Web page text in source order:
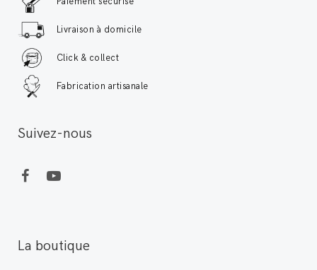
Livraison à domicile
Click & collect
Fabrication artisanale
Suivez-nous
La boutique